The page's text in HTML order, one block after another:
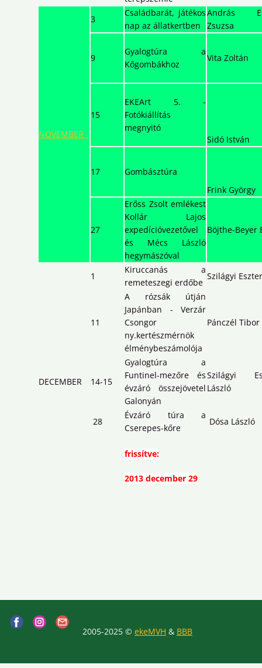
NOVEMBER
3
Családbarát, játékos
nap az állatkertben
András
Zsuzsa
9
Gyalogtúra a
Kőgombákhoz
Vita Zoltán
15
EKEArt 5. -
Fotókiállítás
megnyitó
Sidó István
17
Gombásztúra
Frink György
27
Erőss Zsolt emlékest
Kollár Lajos
expedícióvezetővel
és Mécs László
hegymászóval
Böjthe-Beyer
1
Kiruccanás a
remeteszegi erdőbe
Szilágyi Eszter
11
A rózsák útján
Japánban - Verzár
Csongor
ny.kertészmérnök
élménybeszámolója
Pánczél Tibor
DECEMBER 14-15
Gyalogtúra a
Funtinel-mezőre és
évzáró összejövetel
Galonyán
Szilágyi
László
28
Évzáró túra a
Cserepes-kőre
Dósa László
frissítve:
2013 december 29
2005-2025 © ekeMVH & BBB